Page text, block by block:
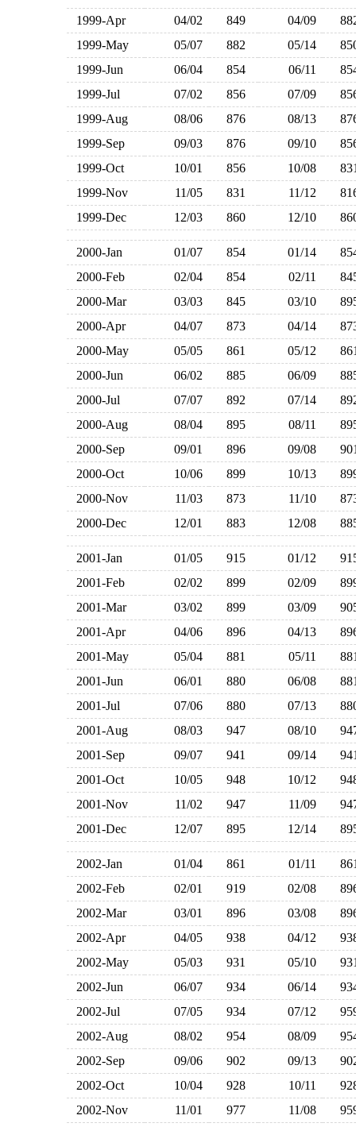
1999-Apr
04/02 849 04/09
1999-May
05/07 882 05/14
1999-Jun
06/04 854 06/11
1999-Jul
07/02 856 07/09
1999-Aug
08/06 876 08/13
1999-Sep
09/03 876 09/10
1999-Oct
10/01 856 10/08
1999-Nov
11/05 831 11/12
1999-Dec
12/03 860 12/10
2000-Jan 01/07 854 01/14
2000-Feb
02/04 854 02/11
2000-Mar
03/03 845 03/10
2000-Apr
04/07 873 04/14
2000-May
05/05 861 05/12
2000-Jun
06/02 885 06/09
2000-Jul
07/07 892 07/14
2000-Aug
08/04 895 08/11
2000-Sep
09/01 896 09/08
2000-Oct
10/06 899 10/13
2000-Nov
11/03 873 11/10
2000-Dec
12/01 883 12/08
2001-Jan 01/05 915 01/12
2001-Feb
02/02 899 02/09
2001-Mar
03/02 899 03/09
2001-Apr
04/06 896 04/13
2001-May
05/04 881 05/11
2001-Jun
06/01 880 06/08
2001-Jul
07/06 880 07/13
2001-Aug
08/03 947 08/10
2001-Sep
09/07 941 09/14
2001-Oct
10/05 948 10/12
2001-Nov
11/02 947 11/09
2001-Dec
12/07 895 12/14
2002-Jan 01/04 861 01/11
2002-Feb
02/01 919 02/08
2002-Mar
03/01 896 03/08
2002-Apr
04/05 938 04/12
2002-May
05/03 931 05/10
2002-Jun
06/07 934 06/14
2002-Jul
07/05 934 07/12
2002-Aug
08/02 954 08/09
2002-Sep
09/06 902 09/13
2002-Oct
10/04 928 10/11
2002-Nov
11/01 977 11/08